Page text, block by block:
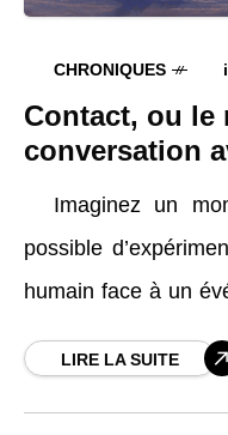
CHRONIQUES
Contact, ou le
conversation
Imaginez un
possible
humain face à un
vie en est changée,
LIRE LA SUITE